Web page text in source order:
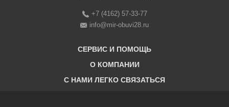
+7 (4162) 57-33-77
info@mir-obuvi28.ru
СЕРВИС И ПОМОЩЬ
Бонусная программа
О КОМПАНИИ
C НАМИ ЛЕГКО СВЯЗАТЬСЯ